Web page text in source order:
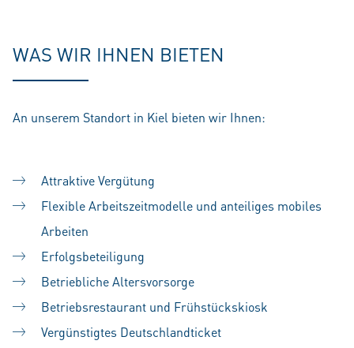
WAS WIR IHNEN BIETEN
An unserem Standort in Kiel bieten wir Ihnen:
Attraktive Vergütung
Flexible Arbeitszeitmodelle und anteiliges mobiles
Arbeiten
Erfolgsbeteiligung
Betriebliche Altersvorsorge
Betriebsrestaurant und Frühstückskiosk
Vergünstigtes Deutschlandticket